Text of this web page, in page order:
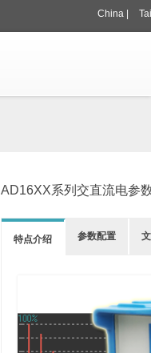
China
AD16XX系列交直流电参
特点介绍 参数配置